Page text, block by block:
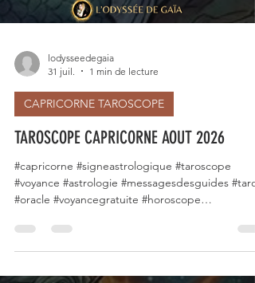
lodysseedegaia
31 juil.
1 min de lecture
TAROSCOPE CAPRICORNE AOUT 2026